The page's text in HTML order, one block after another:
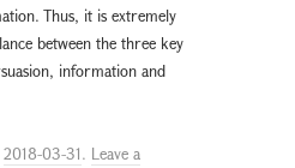
Thus, it is extremely
between the three key
information and
2018-03-31. Leave a